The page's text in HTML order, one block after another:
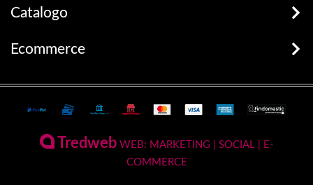
Stufe, Termostufe e Caldaie
Servizio di Assistenza Post Vendita
Catalogo
Legna e Pellets
Termocamini
Camini
Ecommerce
Terms and Privacy
Condizioni generali di vendita
Pagamenti Disponibili
Tredweb WEB: MARKETING | SOCIAL | E-
COMMERCE